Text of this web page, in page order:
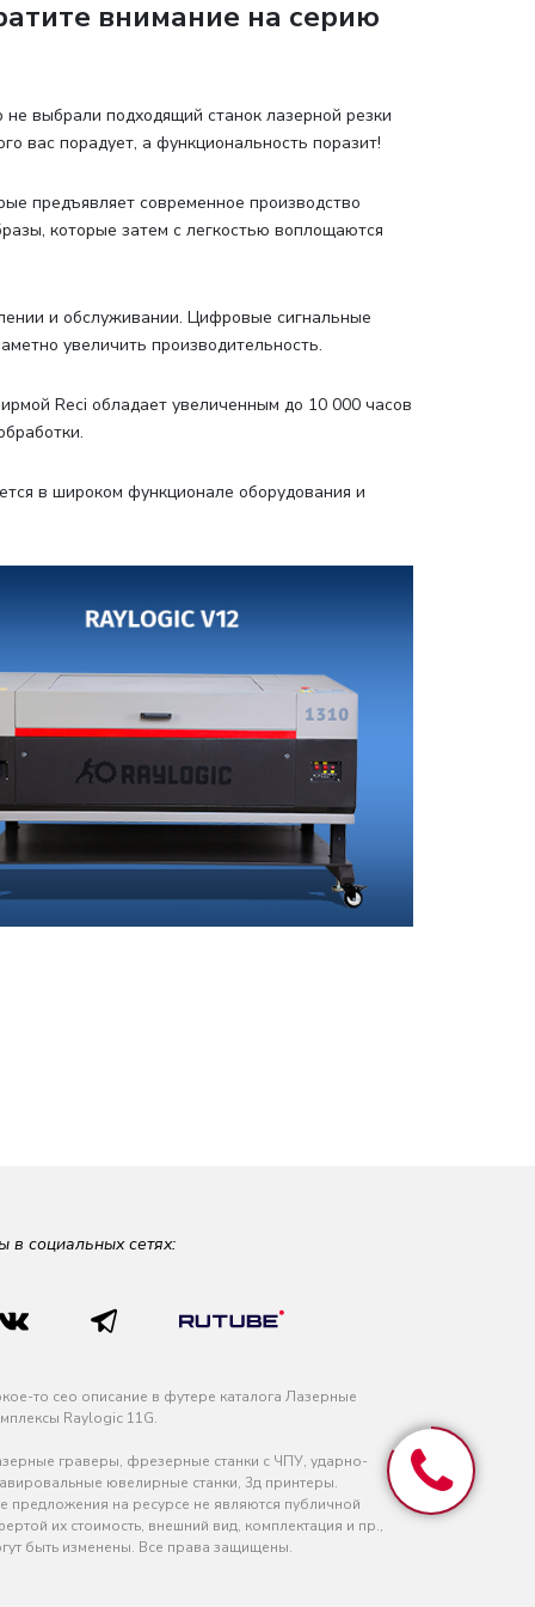
внимание на серию
выбрали подходящий станок лазерной резки
вас порадует, а функциональность поразит!
предъявляет современное производство
которые затем с легкостью воплощаются
и обслуживании. Цифровые сигнальные
увеличить производительность.
Reci обладает увеличенным до 10 000 часов
в широком функционале оборудования и
в социальных сетях:
то сео описание в футере каталога Лазерные
Raylogic 11G.
граверы, фрезерные станки с ЧПУ, ударно-
ювелирные станки, 3д принтеры.
предложения на ресурсе не являются публичной
их стоимость, внешний вид, комплектация и пр.,
быть изменены. Все права защищены.